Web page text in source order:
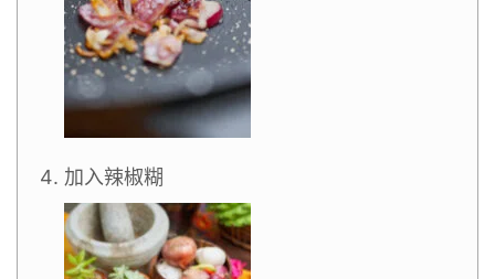
加入辣椒糊